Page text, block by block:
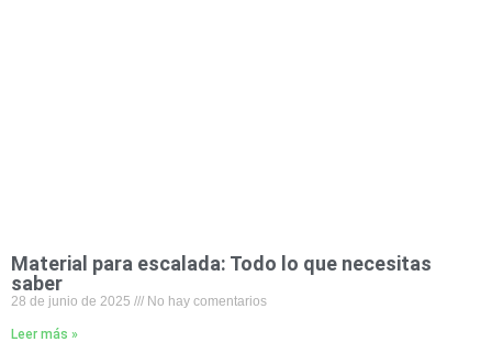
Material para escalada: Todo lo que necesitas
saber
28 de junio de 2025 No hay comentarios
Leer más »